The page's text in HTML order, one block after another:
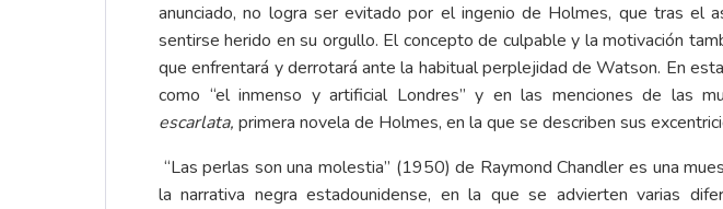
anunciado, no logra ser evitado por el ingenio de Holmes, que tras el
sentirse herido en su orgullo. El concepto de culpable y la motivación
que enfrentará y derrotará ante la habitual perplejidad de Watson. En
como “el inmenso y artificial Londres” y en las menciones de las
escarlata, primera novela de Holmes, en la que se describen sus
“Las perlas son una molestia” (1950) de Raymond Chandler es una
la narrativa negra estadounidense, en la que se advierten varias